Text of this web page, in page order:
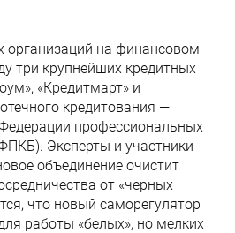
организаций на финансовом
три крупнейших кредитных
«Кредитмарт» и
кредитования —
профессиональных
Эксперты и участники
объединение очистит
от «черных
что новый саморегулятор
работы «белых», но мелких